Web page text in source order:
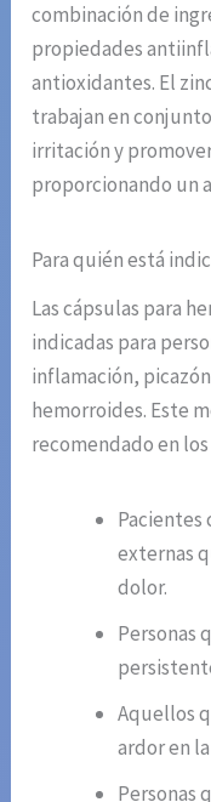
combinación de
propiedades
antioxidantes. El
trabajan en
irritación y
proporcionando un
Para quién está
Las cápsulas para
indicadas para
inflamación,
hemorroides. Este
recomendado en
Pacientes
externas
dolor.
Personas
Aquellos
ardor en
Personas